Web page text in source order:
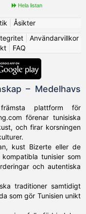
Hela listan
Åsikter
| Användarvillkor
| FAQ
– Medelhavs
plattform för
förenar tunisiska
och firar korsningen
kust Bizerte eller de
tunisier som
och autentiska
traditioner samtidigt
som gör Tunisien unikt